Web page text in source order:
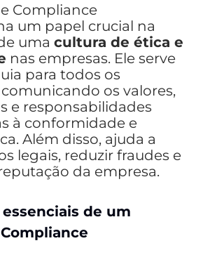
Compliance
um papel crucial na
uma cultura de ética e
nas empresas. Ele serve
para todos os
os valores,
e responsabilidades
à conformidade e
Além disso, ajuda a
legais, reduzir fraudes e
da empresa.
de um